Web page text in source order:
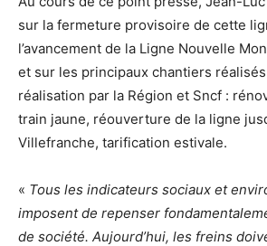
sur la fermeture provisoire de cette
l’avancement de la Ligne Nouvelle
et sur les principaux chantiers
réalisation par la Région et Sncf :
train jaune, réouverture de la ligne
Villefranche, tarification estivale.
« Tous les indicateurs sociaux et
imposent de repenser
de société. Aujourd’hui, les freins